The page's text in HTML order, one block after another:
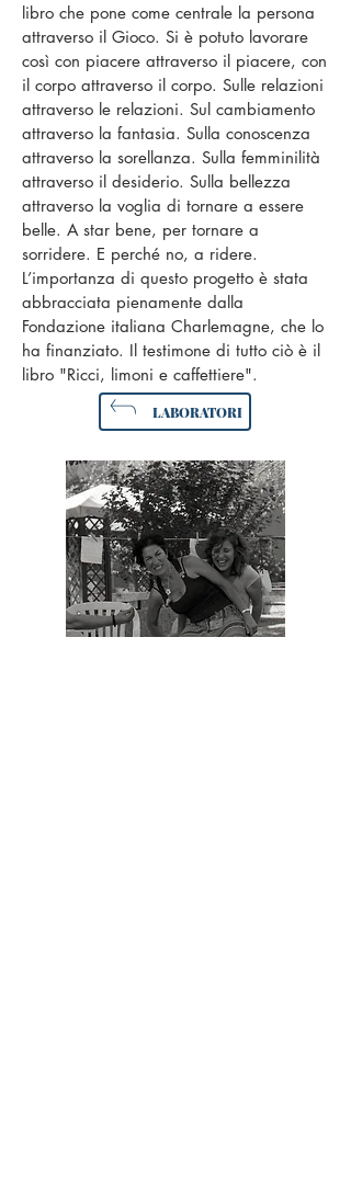
libro che pone come centrale la persona
attraverso il Gioco. Si è potuto lavorare
così con piacere attraverso il piacere, con
il corpo attraverso il corpo. Sulle relazioni
attraverso le relazioni. Sul cambiamento
attraverso la fantasia. Sulla conoscenza
attraverso la sorellanza. Sulla femminilità
attraverso il desiderio. Sulla bellezza
attraverso la voglia di tornare a essere
belle. A star bene, per tornare a
sorridere. E perché no, a ridere.
L’importanza di questo progetto è stata
abbracciata pienamente dalla
Fondazione italiana Charlemagne, che lo
ha finanziato. Il testimone di tutto ciò è il
libro "Ricci, limoni e caffettiere".
LABORATORI